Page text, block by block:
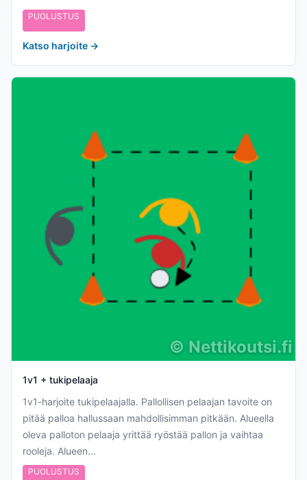
PUOLUSTUS
Katso harjoite →
© Nettikoutsi.fi
1v1 + tukipelaaja
1v1-harjoite tukipelaajalla. Pallollisen pelaajan tavoite on
pitää palloa hallussaan mahdollisimman pitkään. Alueella
oleva palloton pelaaja yrittää ryöstää pallon ja vaihtaa
rooleja. Alueen...
PUOLUSTUS